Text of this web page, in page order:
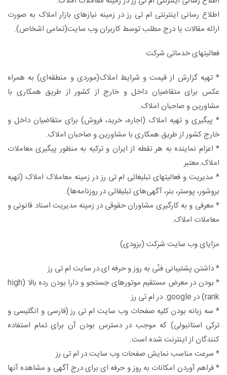
اطلاع رسانی اینترنتی ام تی رز در زمینه نیازهای بازار املاک به صورت
ارائه مقالات یا درج مطلب توسط کاربران وب سایت(تمامی اشخاص).
فعاليتهای خدماتی شرکت
* تهيه گزارش از قيمت و شرايط املاک(موردی و منطقه‌ای) به همراه
عکس برای متقاضيان داخل و خارج از کشور از طريق همکاری با
مشاورين و صاحبان املاک.
* پيگيری و تهيه املاک (اجاره، خريد، فروش) برای متقاضيان داخل و
خارج کشور از طريق همکاری با مشاورين و صاحبان املاک.
* اعزام نماینده به هر نقطه از ایران و ترکیه به منظور پیگیری معاملات
املاک.معتبر
* مدیریت و فعالیتهای تبلیغاتی ام تی رز در زمینه معاملاک املاک (تهیه
بروشور، پوستر، بنر، آگهی‌های تبلیغاتی در روزنامه‌ها).
* معرفی و به کارگیری مشاوران حقوقی در زمینه مدیریت اسناد قانونی و
معاملات املاک.
مزايای وب سايت شرکت (بزودی)
* داشتن پشتيبانی فنّی به روز و حرفه ای.در سایت ام تی رز
* بودن در معرض مستقیم موتورهای جستجو و دارا بودن رده بالا (high
rank) در google. در ام تی رز
* سه زبانه بودن کليه صفحات وب سايت ام تی رز (فارسی و انگليسی و
ترکی استانبولی) که موجب در دسترس بودن آن برای تمام استفاده
کنندگان از اينترنت شده است.
* سرعت مناسب نمایش صفحات وب سايت.در ام تی رز
* فراهم آوردن امکانات به روز و حرفه ای برای درج آگهی و مشاهده آنها